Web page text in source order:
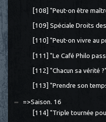
[108] "Peut-on être
[109] Spéciale Droits
[110] "Peut-on vivre au
[111] "Le Café Philo
[112] "Chacun sa vérité ?"
[113] "Prendre son
=>Saison. 16
[114] "Triple tournée